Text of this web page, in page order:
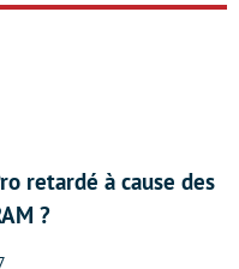
retardé à cause des
?